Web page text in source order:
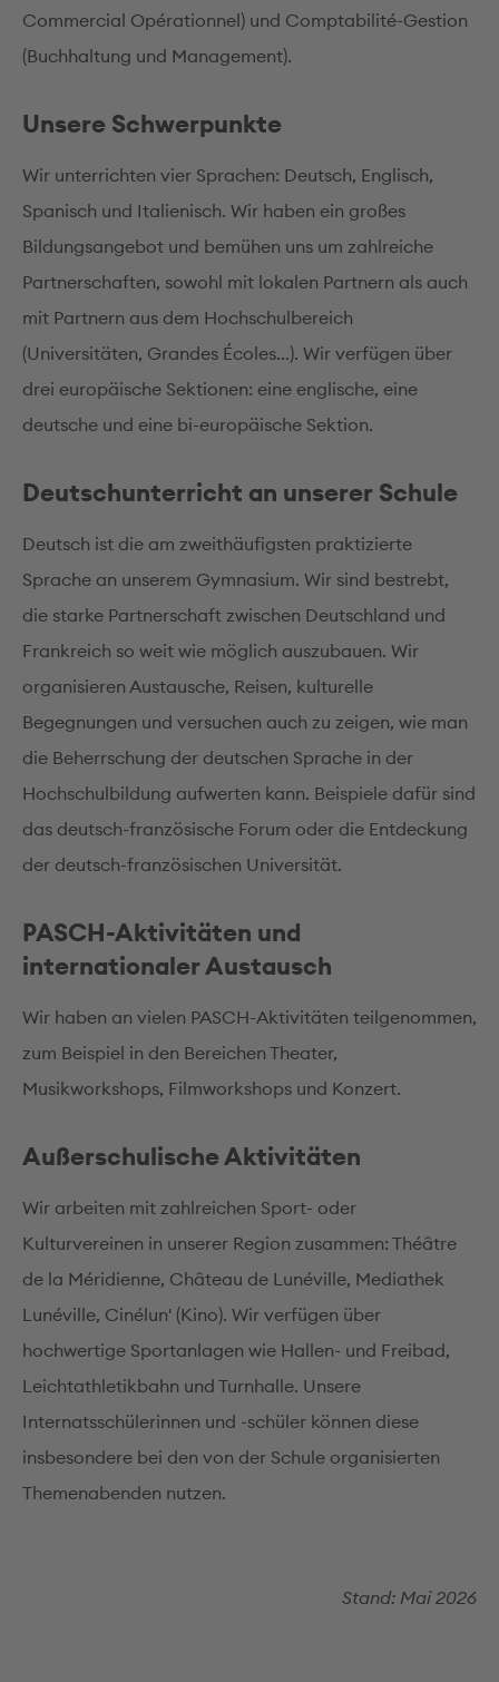
Commercial Opérationnel) und Comptabilité-Gestion
(Buchhaltung und Management).
Unsere Schwerpunkte
Wir unterrichten vier Sprachen: Deutsch, Englisch,
Spanisch und Italienisch. Wir haben ein großes
Bildungsangebot und bemühen uns um zahlreiche
Partnerschaften, sowohl mit lokalen Partnern als auch
mit Partnern aus dem Hochschulbereich
(Universitäten, Grandes Écoles...). Wir verfügen über
drei europäische Sektionen: eine englische, eine
deutsche und eine bi-europäische Sektion.
Deutschunterricht an unserer Schule
Deutsch ist die am zweithäufigsten praktizierte
Sprache an unserem Gymnasium. Wir sind bestrebt,
die starke Partnerschaft zwischen Deutschland und
Frankreich so weit wie möglich auszubauen. Wir
organisieren Austausche, Reisen, kulturelle
Begegnungen und versuchen auch zu zeigen, wie man
die Beherrschung der deutschen Sprache in der
Hochschulbildung aufwerten kann. Beispiele dafür sind
das deutsch-französische Forum oder die Entdeckung
der deutsch-französischen Universität.
PASCH-Aktivitäten und
internationaler Austausch
Wir haben an vielen PASCH-Aktivitäten teilgenommen,
zum Beispiel in den Bereichen Theater,
Musikworkshops, Filmworkshops und Konzert.
Außerschulische Aktivitäten
Wir arbeiten mit zahlreichen Sport- oder
Kulturvereinen in unserer Region zusammen: Théâtre
de la Méridienne, Château de Lunéville, Mediathek
Lunéville, Cinélun' (Kino). Wir verfügen über
hochwertige Sportanlagen wie Hallen- und Freibad,
Leichtathletikbahn und Turnhalle. Unsere
Internatsschülerinnen und -schüler können diese
insbesondere bei den von der Schule organisierten
Themenabenden nutzen.
Stand: Mai 2026